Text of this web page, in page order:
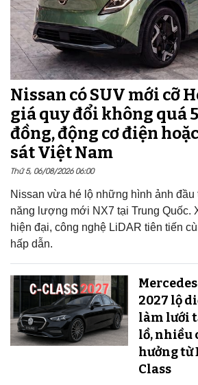
Nissan có SUV mới cỡ
giá quy đổi không quá
đồng, động cơ điện
sát Việt Nam
Thứ 5, 06/08/2026 06:00
Nissan vừa hé lộ những hình ảnh đầu
năng lượng mới NX7 tại Trung Quốc.
hiện đại, công nghệ LiDAR tiên tiến
hấp dẫn.
2027 lộ
làm lưới
lồ, nhiều
hưởng từ
Class